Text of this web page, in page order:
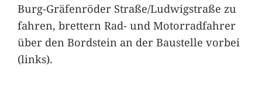
Burg-Gräfenröder Straße/Ludwigstraße zu
fahren, brettern Rad- und Motorradfahrer
über den Bordstein an der Baustelle vorbei
(links).